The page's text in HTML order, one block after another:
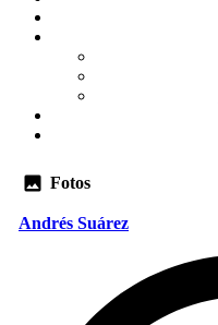
Fotos
Andrés Suárez